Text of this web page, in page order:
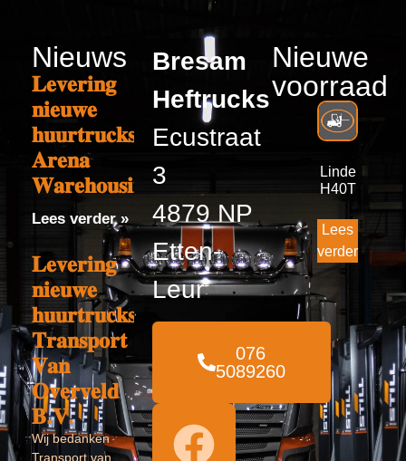
Nieuws
𝐋𝐞𝐯𝐞𝐫𝐢𝐧𝐠
𝐧𝐢𝐞𝐮𝐰𝐞
𝐡𝐮𝐮𝐫𝐭𝐫𝐮𝐜𝐤𝐬
𝐀𝐫𝐞𝐧𝐚
𝐖𝐚𝐫𝐞𝐡𝐨𝐮𝐬𝐢𝐧𝐠
Lees verder »
𝐋𝐞𝐯𝐞𝐫𝐢𝐧𝐠
𝐧𝐢𝐞𝐮𝐰𝐞
𝐡𝐮𝐮𝐫𝐭𝐫𝐮𝐜𝐤𝐬
𝐓𝐫𝐚𝐧𝐬𝐩𝐨𝐫𝐭
𝐕𝐚𝐧
𝐎𝐯𝐞𝐫𝐯𝐞𝐥𝐝
𝐁.𝐕.
Wij bedanken
Transport van
Bresam
Heftrucks
Ecustraat
3
4879 NP
Etten-
Leur
076
5089260
Nieuwe
voorraad
Linde
H40T
Lees
verder